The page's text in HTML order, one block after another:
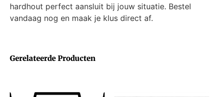
Gerelateerde Producten
hardhout perfect aansluit bij jouw situatie. Bestel
vandaag nog en maak je klus direct af.